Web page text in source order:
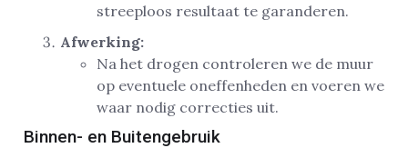
streeploos resultaat te garanderen.
Afwerking:
Na het drogen controleren we de muur
op eventuele oneffenheden en voeren we
waar nodig correcties uit.
Binnen- en Buitengebruik